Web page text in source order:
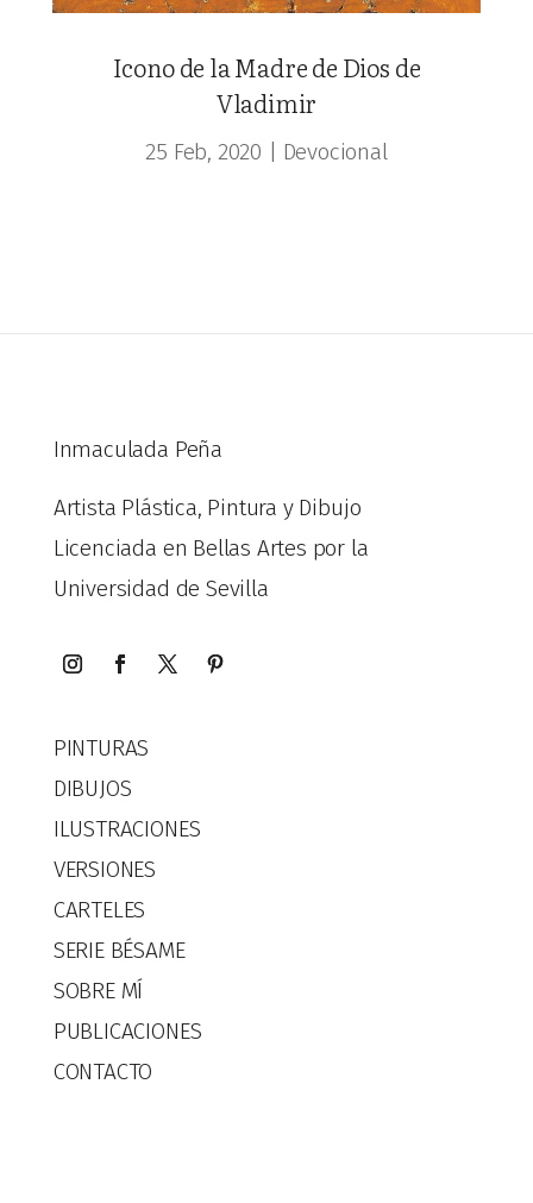
Icono de la Madre de Dios de
Vladimir
25 Feb, 2020 Devocional
Inmaculada Peña
Artista Plástica, Pintura y Dibujo
Licenciada en Bellas Artes por la
Universidad de Sevilla
PINTURAS
DIBUJOS
ILUSTRACIONES
VERSIONES
CARTELES
SERIE BÉSAME
SOBRE MÍ
PUBLICACIONES
CONTACTO